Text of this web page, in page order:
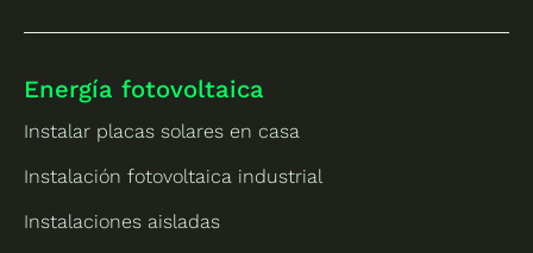
Energía fotovoltaica
Instalar placas solares en casa
Instalación fotovoltaica industrial
Instalaciones aisladas